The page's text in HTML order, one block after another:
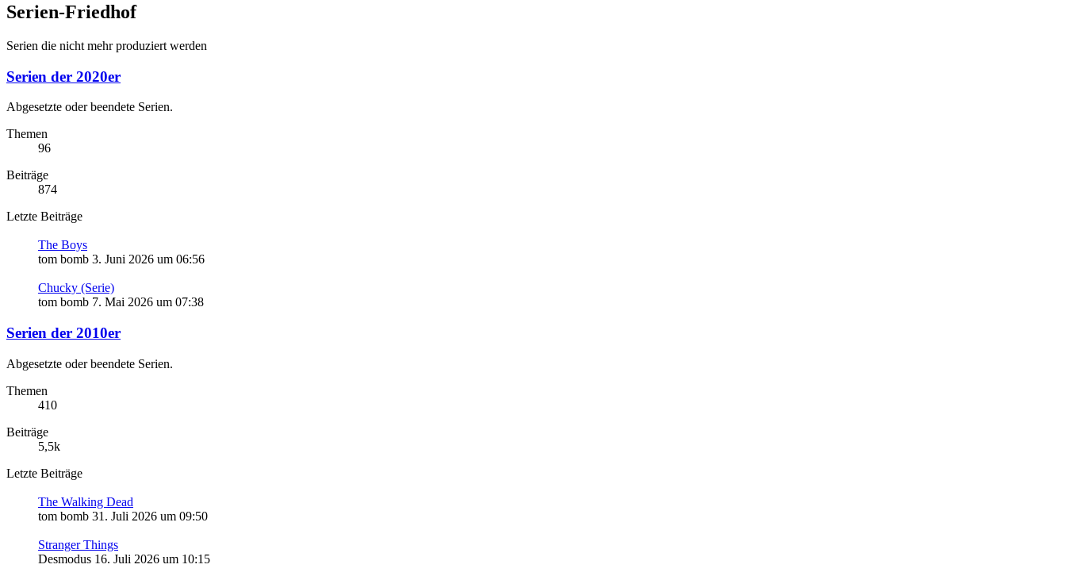
Serien-Friedhof
Serien die nicht mehr produziert werden
Serien der 2020er
Abgesetzte oder beendete Serien.
Themen
96
Beiträge
874
Letzte Beiträge
The Boys
tom bomb 3. Juni 2026 um 06:56
Chucky (Serie)
tom bomb 7. Mai 2026 um 07:38
Serien der 2010er
Abgesetzte oder beendete Serien.
Themen
410
Beiträge
5,5k
Letzte Beiträge
The Walking Dead
tom bomb 31. Juli 2026 um 09:50
Stranger Things
Desmodus 16. Juli 2026 um 10:15